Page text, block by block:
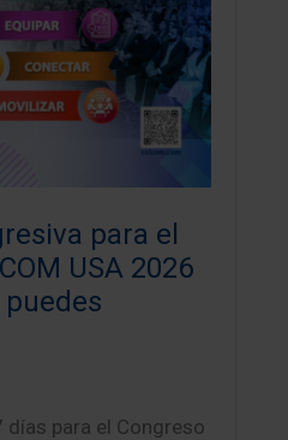
para el
USA 2026
puedes
días para el Congreso